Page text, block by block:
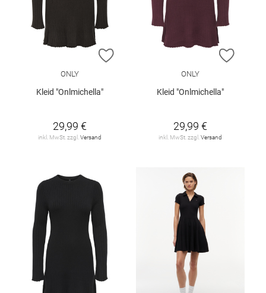
ZUR WUNSCHLISTE HINZUFÜGEN
ONLY
Kleid "Onlmichella"
29,99 €
inkl. MwSt. zzgl. Versand
ZUR
ONLY
Kleid "Onlmichella"
29,99 €
inkl. MwSt. zzgl. Versand